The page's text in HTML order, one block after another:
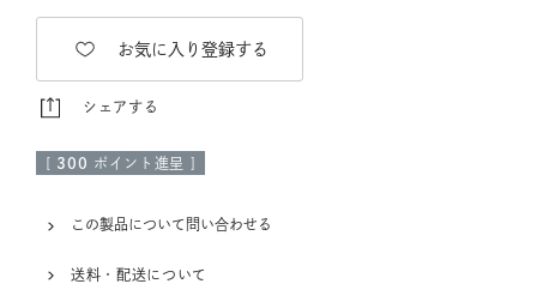
お気に入り登録する
シェアする
300 ポイント進呈 ]
この製品について問い合わせる
送料・配送について